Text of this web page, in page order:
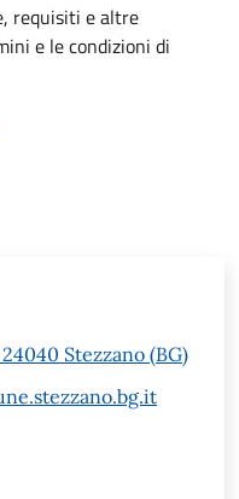
requisiti e altre
e le condizioni di
Stezzano (BG)